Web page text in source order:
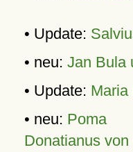
• Update:
• neu: Jan Bula
• Update: Maria
• neu: Poma
Donatianus